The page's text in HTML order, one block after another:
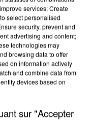
PAR UNE
services; Create
select personalised
security, prevent and
advertising and content;
technologies may
browsing data to offer
on information actively
and combine data from
devices based on
sur "Accepter